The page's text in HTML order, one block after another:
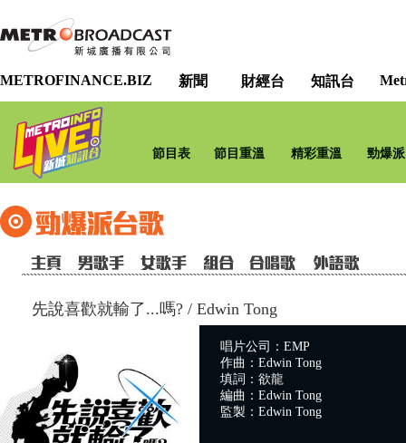
METROFINANCE.BIZ 新聞 財經台 知訊台
節目表 節目重溫 精彩重溫 勁爆
先說喜歡就輸了...嗎? / Edwin Tong
唱片公司：EMP
作曲：Edwin Tong
填詞：欲龍
編曲：Edwin Tong
監製：Edwin Tong